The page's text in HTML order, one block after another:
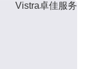
Vistra卓佳服务